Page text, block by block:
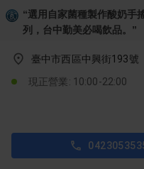
“選用自家菌種製作酸奶手
列，台中勤美必喝飲品。 ”
臺中市西區中興街193號
現正營業: 10:00-22:00